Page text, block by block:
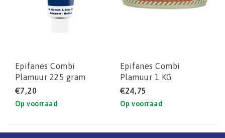
Epifanes Combi
Plamuur 225 gram
tube
€7,20
Op voorraad
Epifanes Combi
Plamuur 1 KG
€24,75
Op voorraad